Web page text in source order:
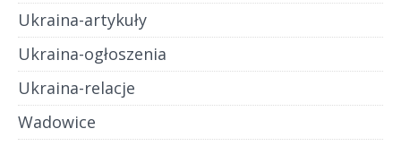
Ukraina-artykuły
Ukraina-ogłoszenia
Ukraina-relacje
Wadowice